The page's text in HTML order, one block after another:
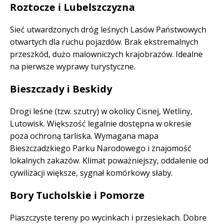
Roztocze i Lubelszczyzna
Sieć utwardzonych dróg leśnych Lasów Państwowych
otwartych dla ruchu pojazdów. Brak ekstremalnych
przeszkód, dużo malowniczych krajobrazów. Idealne
na pierwsze wyprawy turystyczne.
Bieszczady i Beskidy
Drogi leśne (tzw. szutry) w okolicy Cisnej, Wetliny,
Lutowisk. Większość legalnie dostępna w okresie
poza ochroną tarliska. Wymagana mapa
Bieszczadzkiego Parku Narodowego i znajomość
lokalnych zakazów. Klimat poważniejszy, oddalenie od
cywilizacji większe, sygnał komórkowy słaby.
Bory Tucholskie i Pomorze
Piaszczyste tereny po wycinkach i przesiekach. Dobre